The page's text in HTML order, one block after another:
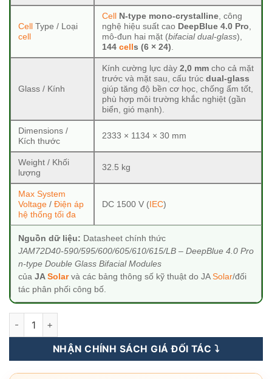
Cell
Type / Loại
cell
Cell N-type mono-crystalline , công
nghệ hiệu suất cao DeepBlue 4.0 Pro
mô-đun hai mặt (bifacial dual-glass),
144 cell s (6 × 24)
Glass / Kính
Kính cường lực dày 2,0 mm cho cả mặt
trước và mặt sau, cấu trúc dual-glass
giúp tăng độ bền cơ học, chống ẩm tốt,
phù hợp môi trường khắc nghiệt (gần
biển, gió mạnh).
Dimensions /
Kích thước
2333 × 1134 × 30 mm
Weight / Khối
lượng
32.5 kg
Max System
Voltage / Điện áp
hệ thống tối đa
DC 1500 V ( IEC)
Nguồn dữ liệu: Datasheet chính thức
JAM72D40-590/595/600/605/610/615/LB – DeepBlue 4.0 Pro
n-type Double Glass Bifacial Modules
của JA Solarvà các bảng thông số kỹ thuật do JA Solar/đối
tác phân phối công bố.
Tấm Pin Năng Lượng Mặt Trời JA Solar 610Wp - Deep Blue
NHẬN CHÍNH SÁCH GIÁ ĐỐI TÁC ⤵️